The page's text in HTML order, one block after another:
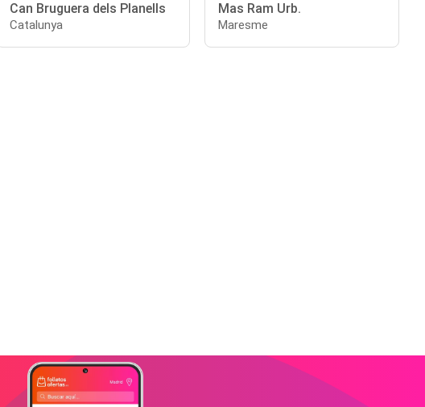
Can Bruguera dels Planells
Catalunya
Mas Ram Urb.
Maresme